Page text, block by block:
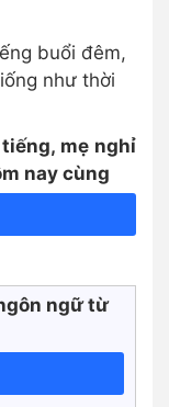
buổi đêm,
như thời
mẹ nghỉ
nay cùng
ngữ từ